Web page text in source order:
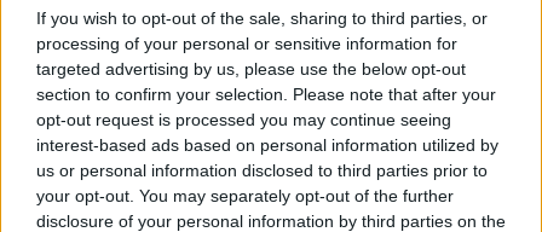
If you wish to opt-out of the sale, sharing to third parties, or
processing of your personal or sensitive information for
targeted advertising by us, please use the below opt-out
section to confirm your selection. Please note that after your
opt-out request is processed you may continue seeing
interest-based ads based on personal information utilized by
us or personal information disclosed to third parties prior to
your opt-out. You may separately opt-out of the further
disclosure of your personal information by third parties on the
25.02.2014
News
Εφηβεία: οι μύθοι και οι αλήθειες από
την αρχαιότητα μέχρι σήμερα
ΔΙΑΦΗΜΙΣΗ